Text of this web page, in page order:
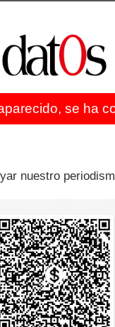
el mandatario
ante el despliegue
La
en el Caribe,
sino que está
posibles
[muy
el caso de Siria,
consejo de ministros.
la lucha contra el
se ha
nuestro